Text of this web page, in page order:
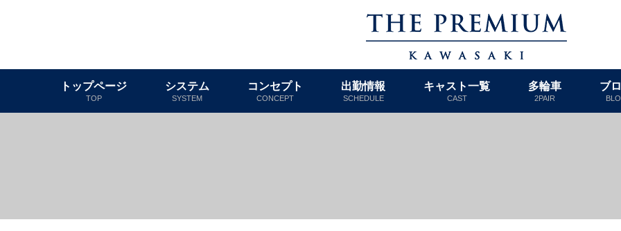
トップページ
TOP
システム
SYSTEM
コンセプト
CONCEPT
出勤情報
SCHEDULE
キャスト一覧
CAST
多輪車
2PAIR
ブ